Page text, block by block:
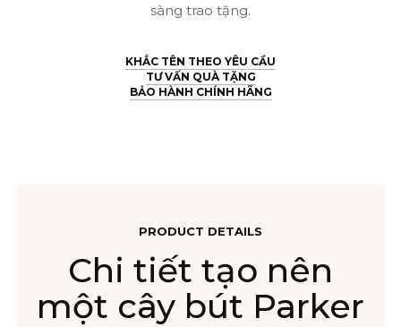
sàng trao tặng.
KHẮC TÊN THEO YÊU CẦU
TƯ VẤN QUÀ TẶNG
BẢO HÀNH CHÍNH HÃNG
PRODUCT DETAILS
Chi tiết tạo nên
một cây bút Parker